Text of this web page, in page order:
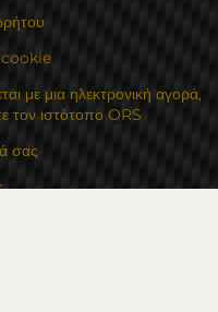
cookie
με μια ηλεκτρονική αγορά,
τον ιστότοπο ORS
σας